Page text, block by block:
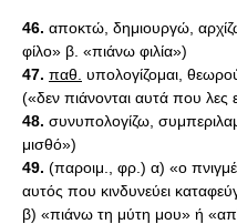
46. αποκτώ, δημιουργώ,
φίλο» β. «πιάνω φιλία»)
47. παθ. υπολογίζομαι,
(«δεν πιάνονται αυτά που λες
48. συνυπολογίζω,
μισθό»)
49. (παροιμ., φρ.) α) «ο
αυτός που κινδυνεύει
β) «πιάνω τη μύτη μου» ή